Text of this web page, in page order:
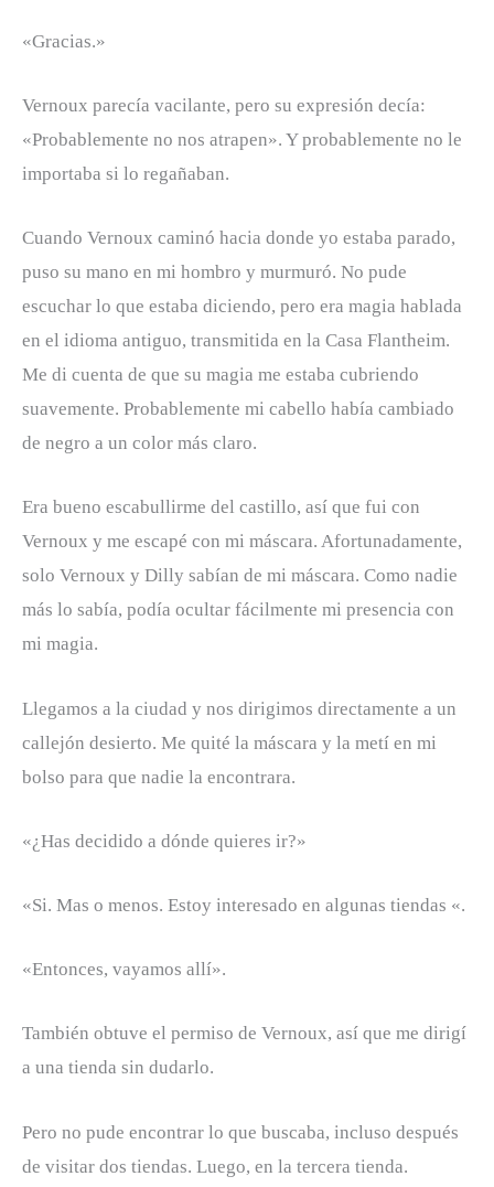
«Gracias.»
Vernoux parecía vacilante, pero su expresión decía:
«Probablemente no nos atrapen». Y probablemente no le
importaba si lo regañaban.
Cuando Vernoux caminó hacia donde yo estaba parado,
puso su mano en mi hombro y murmuró. No pude
escuchar lo que estaba diciendo, pero era magia hablada
en el idioma antiguo, transmitida en la Casa Flantheim.
Me di cuenta de que su magia me estaba cubriendo
suavemente. Probablemente mi cabello había cambiado
de negro a un color más claro.
Era bueno escabullirme del castillo, así que fui con
Vernoux y me escapé con mi máscara. Afortunadamente,
solo Vernoux y Dilly sabían de mi máscara. Como nadie
más lo sabía, podía ocultar fácilmente mi presencia con
mi magia.
Llegamos a la ciudad y nos dirigimos directamente a un
callejón desierto. Me quité la máscara y la metí en mi
bolso para que nadie la encontrara.
«¿Has decidido a dónde quieres ir?»
«Si. Mas o menos. Estoy interesado en algunas tiendas «.
«Entonces, vayamos allí».
También obtuve el permiso de Vernoux, así que me dirigí
a una tienda sin dudarlo.
Pero no pude encontrar lo que buscaba, incluso después
de visitar dos tiendas. Luego, en la tercera tienda.